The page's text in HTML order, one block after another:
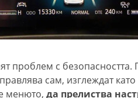
проблем с
сам, изглеждат
менюто, да прелиства